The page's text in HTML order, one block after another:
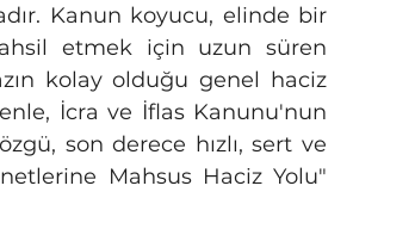
Kanun koyucu, elinde bir
etmek için uzun süren
kolay olduğu genel haciz
İcra ve İflas Kanunu'nun
son derece hızlı, sert ve
Mahsus Haciz Yolu"